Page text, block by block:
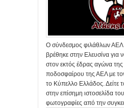
Ο σύνδεσμος φιλάθλων
βρέθηκε στην Ελευσίνα για
στον εκτός έδρας αγώνα
ποδοσφαίρου της ΑΕΛ με
το Κύπελλο Ελλάδος. Δείτε
στην επίσημη ιστοσελίδα
φωτογραφίες από την